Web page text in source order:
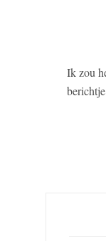
Ik zou